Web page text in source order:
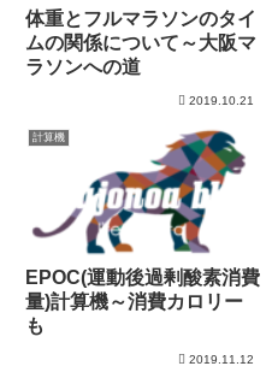
体重とフルマラソンのタイ
ムの関係について～大阪マ
ラソンへの道
2019.10.21
計算機
EPOC(運動後過剰酸素消費
量)計算機～消費カロリー
も
2019.11.12